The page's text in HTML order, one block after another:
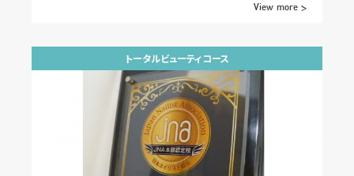
View more >
トータルビューティコース